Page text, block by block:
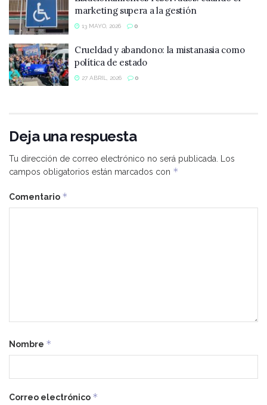
marketing supera a la gestión
13 MAYO, 2026 0
Crueldad y abandono: la mistanasia como
política de estado
27 ABRIL, 2026 0
Deja una respuesta
Tu dirección de correo electrónico no será publicada.
Los
campos obligatorios están marcados con *
Comentario *
Nombre *
Correo electrónico *